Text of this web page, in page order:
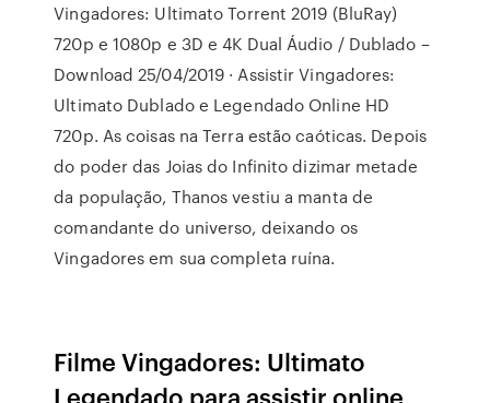
Vingadores: Ultimato Torrent 2019 (BluRay)
720p e 1080p e 3D e 4K Dual Áudio / Dublado –
Download 25/04/2019 · Assistir Vingadores:
Ultimato Dublado e Legendado Online HD
720p. As coisas na Terra estão caóticas. Depois
do poder das Joias do Infinito dizimar metade
da população, Thanos vestiu a manta de
comandante do universo, deixando os
Vingadores em sua completa ruína.
Filme Vingadores: Ultimato
Legendado para assistir online